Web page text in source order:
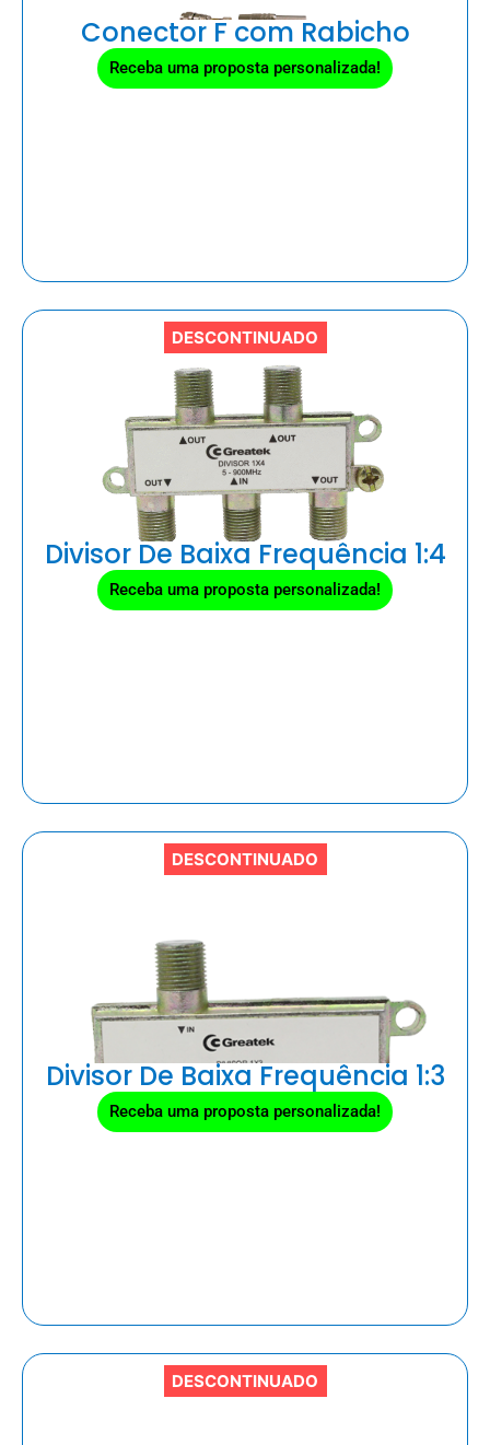
Conector F com Rabicho
Receba uma proposta personalizada!
DESCONTINUADO
Divisor De Baixa Frequência 1:4
Receba uma proposta personalizada!
DESCONTINUADO
Divisor De Baixa Frequência 1:3
Receba uma proposta personalizada!
DESCONTINUADO